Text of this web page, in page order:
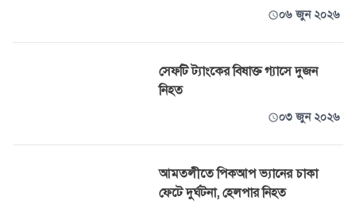
০৬ জুন ২০২৬
সেফটি ট্যাংকের বিষাক্ত গ্যাসে দুজন
নিহত
০৩ জুন ২০২৬
আমতলীতে পিকআপ ভ্যানের চাকা
ফেটে দুর্ঘটনা, হেলপার নিহত